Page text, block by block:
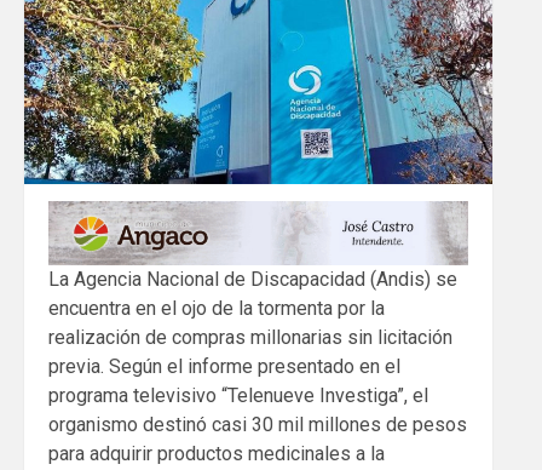
La Agencia Nacional de Discapacidad (Andis) se
encuentra en el ojo de la tormenta por la
realización de compras millonarias sin licitación
previa. Según el informe presentado en el
programa televisivo “Telenueve Investiga”, el
organismo destinó casi 30 mil millones de pesos
para adquirir productos medicinales a la